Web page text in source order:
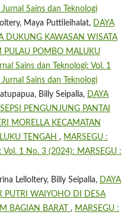
Sains dan Teknologi
Maya Puttileihalat, DAYA
DUKUNG KAWASAN WISATA
PULAU POMBO MALUKU
Sains dan Teknologi: Vol. 1
Sains dan Teknologi
Billy Seipalla, DAYA
PENGUNJUNG PANTAI
MORELLA KECAMATAN
TENGAH , MARSEGU :
Vol. 1 No. 3 (2024): MARSEGU :
Lelloltery, Billy Seipalla, DAYA
PUTRI WAIYOHO DI DESA
BAGIAN BARAT , MARSEGU :